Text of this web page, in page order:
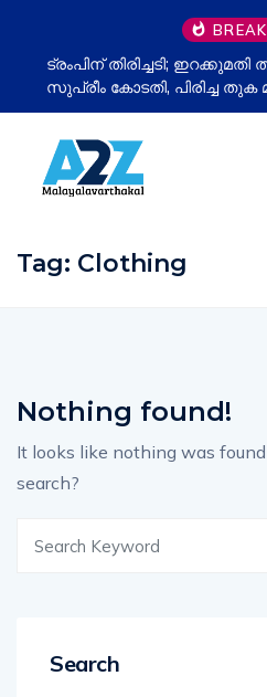
ട്രംപിന് തിരിച്ചടി;
സുപ്രീം കോടതി, പിരിച്ച തുക
Tag: Clothing
Nothing found!
It looks like nothing was
search?
Search